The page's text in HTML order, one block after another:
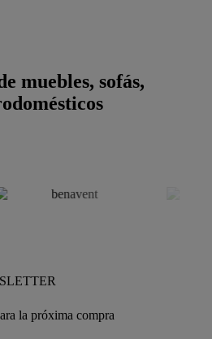
muebles, sofás,
la próxima compra